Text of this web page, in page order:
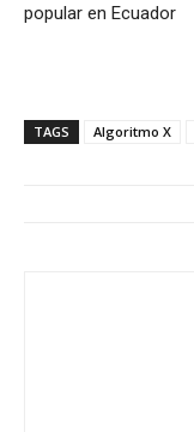
popular en Ecuador
TAGS Algoritmo X